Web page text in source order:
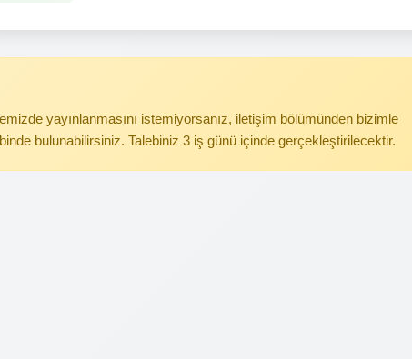
yayınlanmasını istemiyorsanız, iletişim bölümünden bizimle
bulunabilirsiniz. Talebiniz 3 iş günü içinde gerçekleştirilecektir.